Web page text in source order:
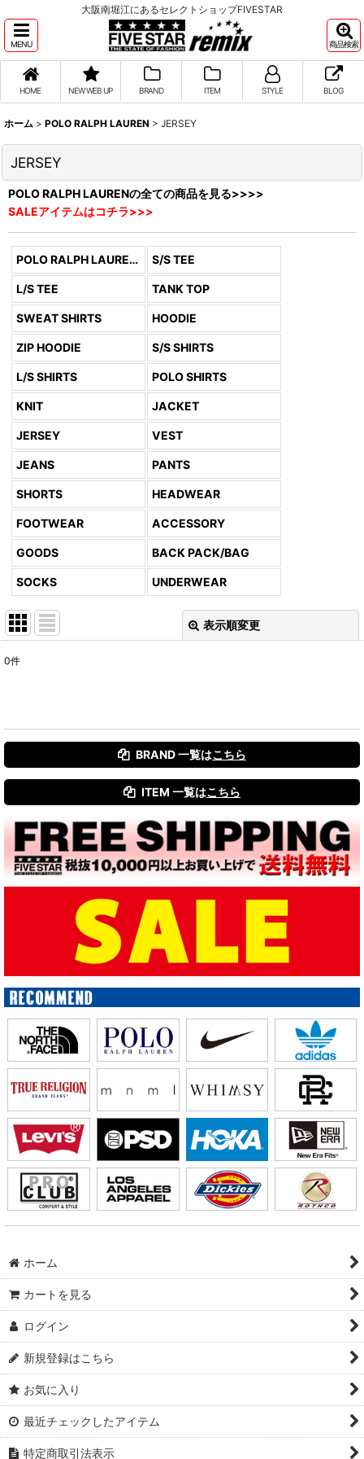
大阪南堀江にあるセレクトショップFIVESTAR
MENU 商品検索
HOME NEW WEB UP BRAND ITEM STYLE BLOG
ホーム > POLO RALPH LAUREN > JERSEY
JERSEY
POLO RALPH LAURENの全ての商品を見る>>>>
SALEアイテムはコチラ>>>
POLO RALPH LAUREN (全商品) S/S TEE
L/S TEE TANK TOP
SWEAT SHIRTS HOODIE
ZIP HOODIE S/S SHIRTS
L/S SHIRTS POLO SHIRTS
KNIT JACKET
JERSEY VEST
JEANS PANTS
SHORTS HEADWEAR
FOOTWEAR ACCESSORY
GOODS BACK PACK/BAG
SOCKS UNDERWEAR
表示順変更
絞り込む
0件
BRAND 一覧はこちら
ITEM 一覧はこちら
ホーム
カートを見る
ログイン
新規登録はこちら
お気に入り
最近チェックしたアイテム
特定商取引法表示